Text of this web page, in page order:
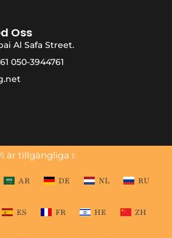
Oss
Al Safa Street.
050-3944761
är tillgängliga i:
AR DE NL RU
ES FR HE ZH